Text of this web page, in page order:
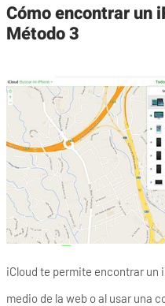
Cómo encontrar un
Método 3
iCloud te permite encontrar un
medio de la web o al usar una